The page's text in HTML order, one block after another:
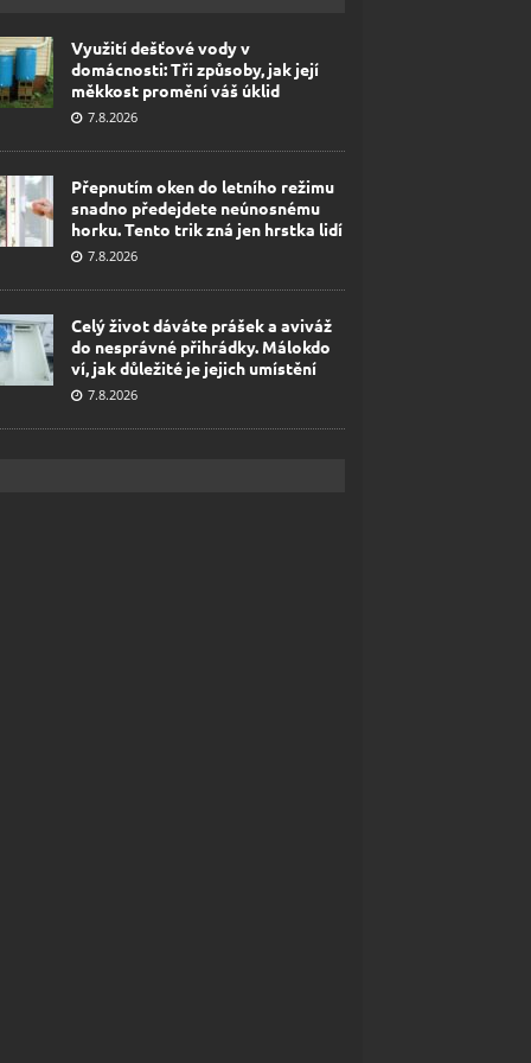
Využití dešťové vody v
domácnosti: Tři způsoby, jak její
měkkost promění váš úklid
7.8.2026
Přepnutím oken do letního režimu
snadno předejdete neúnosnému
horku. Tento trik zná jen hrstka lidí
7.8.2026
Celý život dáváte prášek a aviváž
do nesprávné přihrádky. Málokdo
ví, jak důležité je jejich umístění
7.8.2026